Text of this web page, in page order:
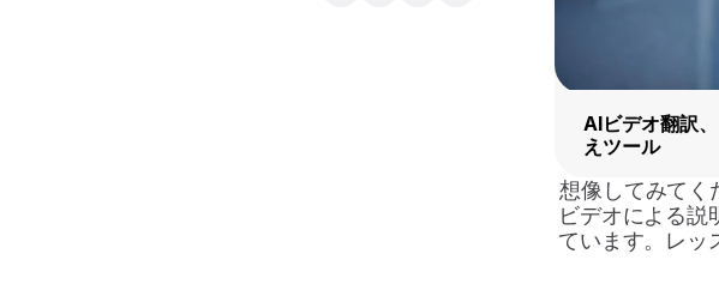
AIビデオ翻訳
えツール
想像してみてく
ビデオによる説
ています。レッ